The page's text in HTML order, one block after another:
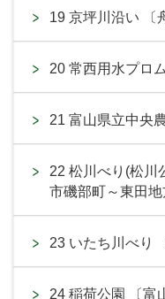
19 京坪川沿い 〔
20 常西用水プロ
21 富山県立中央
22 松川べり(松川
市磯部町～東田地
23 いたち川べり
24 稲荷公園 〔富